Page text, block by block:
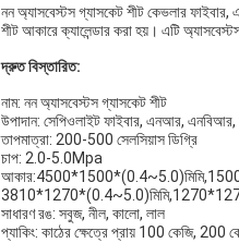
নন অ্যাসবেস্টস গ্যাসকেট শীট কেভলার ফাইবার,
শীট আকারে ক্যালেন্ডার করা হয়। এটি
দ্রুত বিস্তারিত:
নাম: নন অ্যাসবেস্টস গ্যাসকেট শীট
উপাদান: সেপিওলাইট ফাইবার, এনআর, এনবিআর,
তাপমাত্রা: 200-500 সেলসিয়াস ডিগ্রি
চাপ: 2.0-5.0Mpa
সাধারণ রঙ: সবুজ, নীল, কালো, লাল
প্যাকিং: কাঠের ক্ষেত্রে প্রায় 100 কেজি,